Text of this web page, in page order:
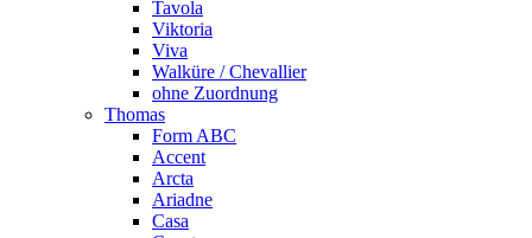
Tavola
Viktoria
Viva
Walküre / Chevallier
ohne Zuordnung
Thomas
Form ABC
Accent
Arcta
Ariadne
Casa